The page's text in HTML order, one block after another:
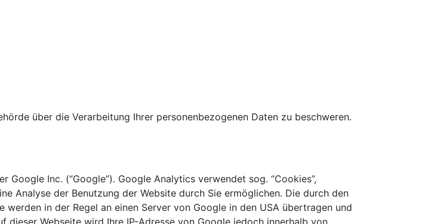
über die Verarbeitung Ihrer personenbezogenen Daten zu beschweren.
Inc. (“Google”). Google Analytics verwendet sog. “Cookies”,
Analyse der Benutzung der Website durch Sie ermöglichen. Die durch den
in der Regel an einen Server von Google in den USA übertragen und
Webseite wird Ihre IP-Adresse von Google jedoch innerhalb von